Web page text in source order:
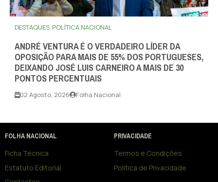
DESTAQUES POLÍTICA NACIONAL
ANDRÉ VENTURA É O VERDADEIRO LÍDER DA
OPOSIÇÃO PARA MAIS DE 55% DOS PORTUGUESES,
DEIXANDO JOSÉ LUIS CARNEIRO A MAIS DE 30
PONTOS PERCENTUAIS
02 Agosto, 2026 Folha Nacional
FOLHA NACIONAL
Ficha Técnica
Estatuto Editorial
PRIVACIDADE
Termos e Condições
Política de Privacidade